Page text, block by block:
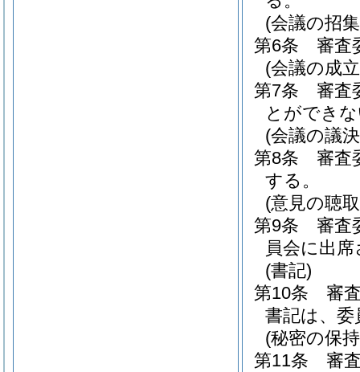
(会議の招
第6条
審査
(会議の成
第7条
審査
とができ
(会議の議
第8条
審査
する。
(意見の聴
第9条
審査
員会に出
(書記)
第10条
審
書記は、
(秘密の保
第11条
審